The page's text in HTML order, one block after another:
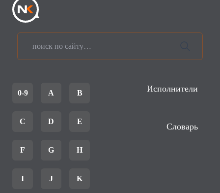
0-9 A B
C D E
F G H
I J K
Исполнители
Словарь